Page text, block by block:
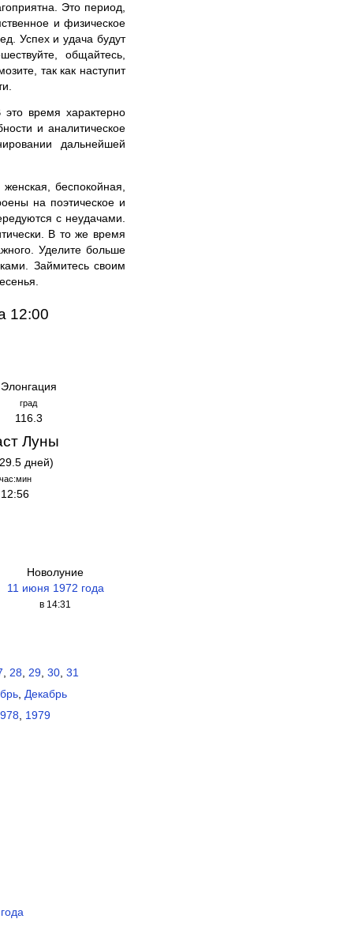
Это период,
и физическое
Успех и удача будут
общайтесь,
так как наступит
время характерно
и аналитическое
дальнейшей
беспокойная,
на поэтическое и
с неудачами.
В то же время
Уделите больше
Займитесь своим
12:00
Элонгация
град
116.3
Луны
дней)
Новолуние
11 июня 1972 года
в 14:31
, 28, 29, 30, 31
, Декабрь
1979